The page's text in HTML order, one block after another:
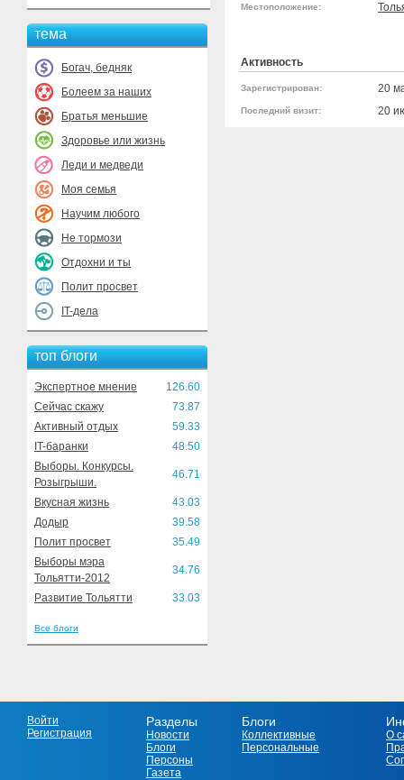
тема
Богач, бедняк
Болеем за наших
Братья меньшие
Здоровье или жизнь
Леди и медведи
Моя семья
Научим любого
Не тормози
Отдохни и ты
Полит просвет
IT-дела
топ блоги
Экспертное мнение
126.60
Сейчас скажу
73.87
Активный отдых
59.33
IT-баранки
48.50
Выборы. Конкурсы.
Розыгрыши.
46.71
Вкусная жизнь
43.03
Додыр
39.58
Полит просвет
35.49
Выборы мэра
Тольятти-2012
34.76
Развитие Тольятти 33.03
Все блоги
Местоположение:
Активность
Зарегистрирован: 20
Последний визит: 20
Войти
Регистрация
Разделы
Новости
Блоги
Персоны
Газета
Блоги
Коллективные
Персональные
О